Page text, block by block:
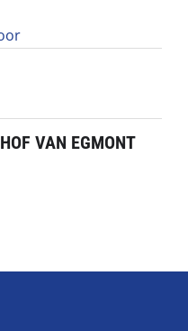
VAN EGMONT